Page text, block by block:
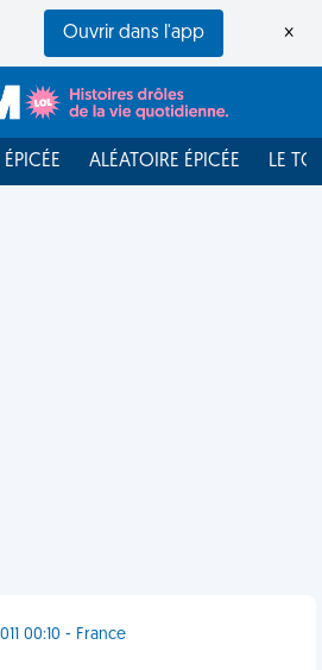
Ouvrir dans l'app ×
ÉPICÉE ALÉATOIRE ÉPICÉE LE
00:10 - France